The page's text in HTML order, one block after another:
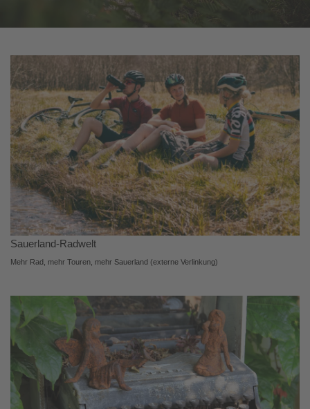
Sauerland-Radwelt
Mehr Rad, mehr Touren, mehr Sauerland (externe Verlinkung)